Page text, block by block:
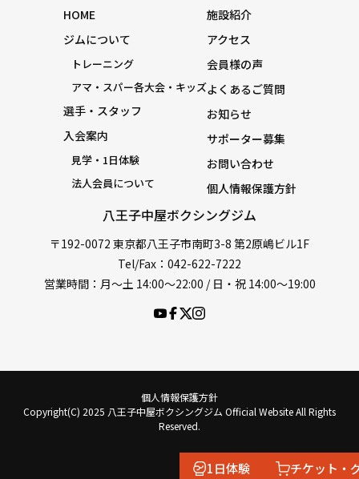
1日体験 チケット・
八王子中屋ボクシングジム
〒192-0072 東京都八王子市南町3-8 第2原嶋ビル1F
Tel/Fax：042-622-7222
営業時間：月〜土 14:00〜22:00 / 日・祝 14:00〜19:00
HOME
ジムについて
トレーニング
アマ・スパー各大会・キッズ
選手・スタッフ
入会案内
見学・1日体験
法人会員について
施設紹介
アクセス
会員様の声
よくあるご質問
お知らせ
サポーター募集
お問い合わせ
個人情報保護方針
個人情報保護方針
Copyright(C) 2025 八王子中屋ボクシングジム Official Website All Rights
Reserved.